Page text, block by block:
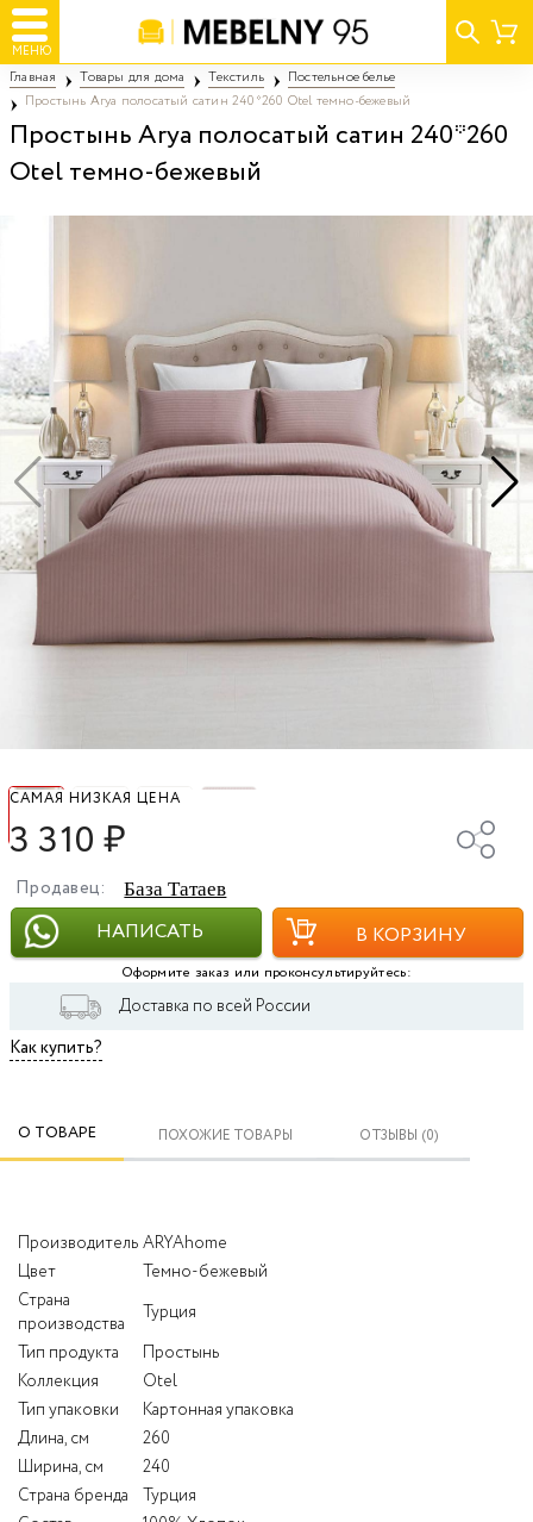
МЕНЮ
Главная Товары для дома Текстиль
Постельное белье
Простынь Arya полосатый сатин 240*260 Otel темно-бежевый
Простынь Arya полосатый сатин 240*260
Otel темно-бежевый
САМАЯ НИЗКАЯ ЦЕНА
3 310₽
Продавец: База Татаев
НАПИСАТЬ В КОРЗИНУ
Оформите заказ или проконсультируйтесь:
Доставка по всей России
Как купить?
О ТОВАРЕ ПОХОЖИЕ ТОВАРЫ ОТЗЫВЫ (0)
Производитель ARYAhome
Цвет
Темно-бежевый
Страна
производства
Турция
Тип продукта
Простынь
Коллекция
Otel
Тип упаковки
Картонная упаковка
Длина, см
260
Ширина, см
240
Страна бренда
Турция